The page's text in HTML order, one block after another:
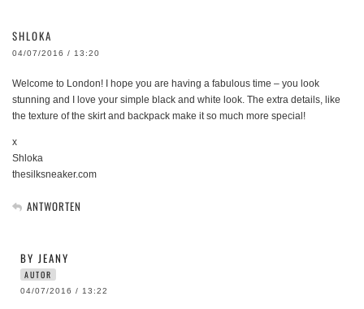
SHLOKA
04/07/2016 / 13:20
Welcome to London! I hope you are having a fabulous time – you look
stunning and I love your simple black and white look. The extra details, like
the texture of the skirt and backpack make it so much more special!
x
Shloka
thesilksneaker.com
ANTWORTEN
BY JEANY
AUTOR
04/07/2016 / 13:22